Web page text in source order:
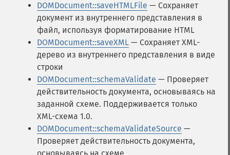
DOMDocument::saveHTMLFile — Сохраняет
документ из внутреннего представления в
файл, используя форматирование HTML
DOMDocument::saveXML — Сохраняет XML-
дерево из внутреннего представления в виде
строки
DOMDocument::schemaValidate — Проверяет
действительность документа, основываясь на
заданной схеме. Поддерживается только
XML-схема 1.0.
DOMDocument::schemaValidateSource —
Проверяет действительность документа,